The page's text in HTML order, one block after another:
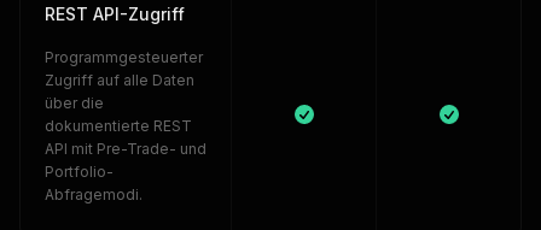
REST API-Zugriff
Programmgesteuerter
Zugriff auf alle Daten
über die
dokumentierte REST
API mit Pre-Trade- und
Portfolio-
Abfragemodi.